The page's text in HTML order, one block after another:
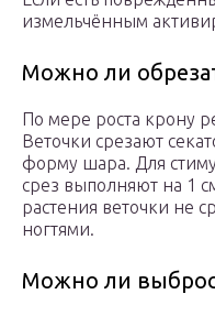
измельчённым
Можно ли
По мере роста крону
Веточки срезают
форму шара. Для
срез выполняют на 1
растения веточки не
ногтями.
Можно ли